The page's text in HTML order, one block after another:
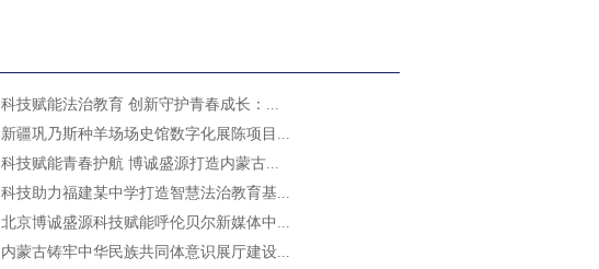
科技赋能法治教育 创新守护青春成长：...
新疆巩乃斯种羊场场史馆数字化展陈项目...
科技赋能青春护航 博诚盛源打造内蒙古...
科技助力福建某中学打造智慧法治教育基...
北京博诚盛源科技赋能呼伦贝尔新媒体中...
内蒙古铸牢中华民族共同体意识展厅建设...